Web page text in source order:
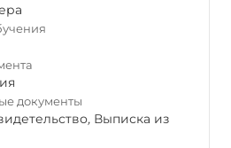
документы
, Выписка из